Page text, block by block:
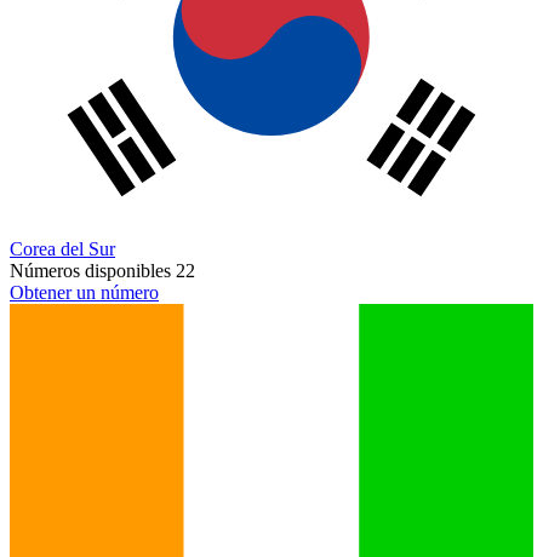
Corea del Sur
Números disponibles 22
Obtener un número